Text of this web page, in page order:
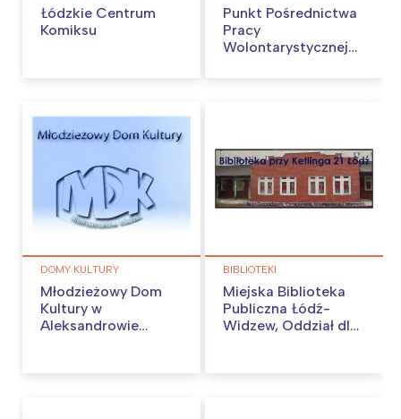
Łódzkie Centrum
Komiksu
Punkt Pośrednictwa
Pracy
Wolontarystycznej
DOMY KULTURY
Młodzieżowy Dom
Kultury w
Aleksandrowie
BIBLIOTEKI
Miejska Biblioteka
Publiczna Łódź-
Widzew, Oddział dla